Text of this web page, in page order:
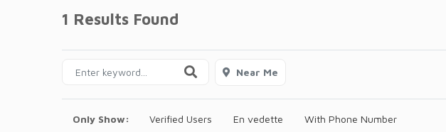
1 Results Found
Near Me
Only Show: Verified Users En vedette With Phone Number